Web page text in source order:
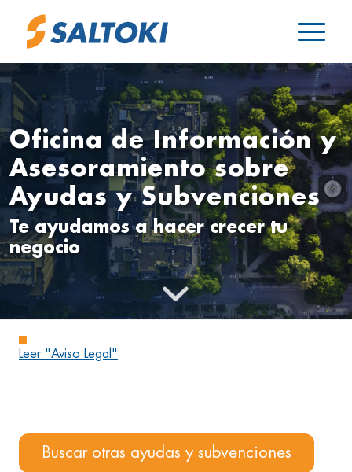
Oficina de Información y
Asesoramiento sobre
Ayudas y Subvenciones
Te ayudamos a hacer crecer tu
negocio
Leer "Aviso Legal"
Buscar otras ayudas y subvenciones